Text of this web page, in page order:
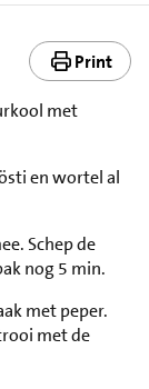
Print
met
en wortel al
Schep de
nog 5 min.
met peper.
met de